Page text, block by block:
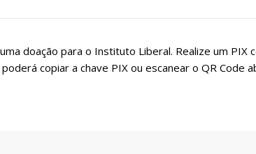
uma doação para o Instituto Liberal. Realize um PIX
copiar a chave PIX ou escanear o QR Code